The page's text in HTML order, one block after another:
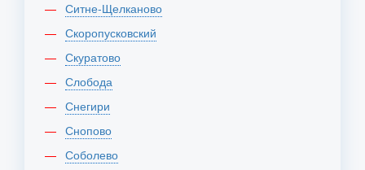
Ситне-Щелканово
Скоропусковский
Скуратово
Слобода
Снегири
Снопово
Соболево